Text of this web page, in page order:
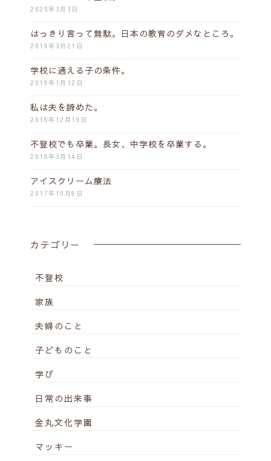
2020年3月3日
はっきり言って無駄。日本の教育のダメなところ。
2019年3月21日
学校に通える子の条件。
2019年1月12日
私は夫を諦めた。
2018年12月19日
不登校でも卒業。長女、中学校を卒業する。
2018年3月14日
アイスクリーム療法
2017年10月9日
カテゴリー
不登校
家族
夫婦のこと
子どものこと
学び
日常の出来事
金丸文化学園
マッキー